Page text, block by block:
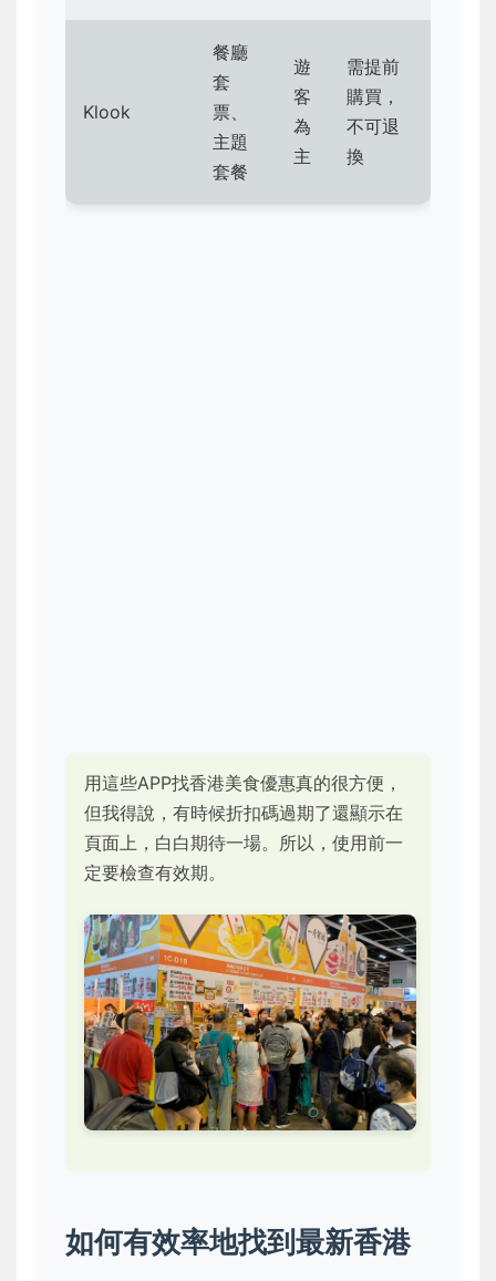
Klook
餐廳
套
票、
主題
套餐
遊
客
為
主
需提前
購買，
不可退
換
用這些APP找香港美食優惠真的很方便，
但我得說，有時候折扣碼過期了還顯示在
頁面上，白白期待一場。所以，使用前一
定要檢查有效期。
如何有效率地找到最新香港